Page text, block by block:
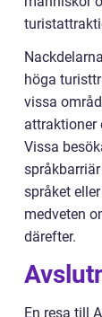
höga
vissa
attraktioner
Vissa
språket
medveten
därefter.
En resa till